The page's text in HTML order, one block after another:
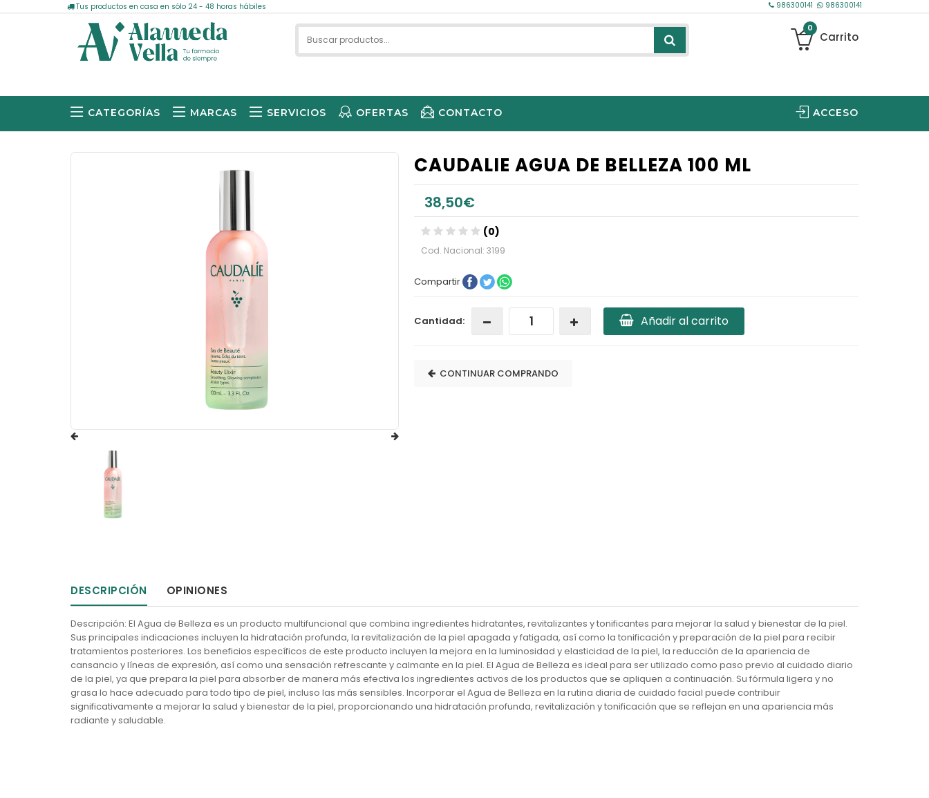
Tus productos en casa en sólo 24 - 48 horas hábiles 986300141 986300141
0
Carrito
CATEGORÍAS MARCAS SERVICIOS OFERTAS CONTACTO ACCESO
CAUDALIE AGUA DE BELLEZA 100 ML
38,50€
(0)
Cod. Nacional: 3199
Compartir
Cantidad: Añadir al carrito
CONTINUAR COMPRANDO
DESCRIPCIÓN OPINIONES
Descripción: El Agua de Belleza es un producto multifuncional que combina ingredientes hidratantes, revitalizantes y tonificantes para mejorar la salud y bienestar de la piel.
Sus principales indicaciones incluyen la hidratación profunda, la revitalización de la piel apagada y fatigada, así como la tonificación y preparación de la piel para recibir
tratamientos posteriores. Los beneficios específicos de este producto incluyen la mejora en la luminosidad y elasticidad de la piel, la reducción de la apariencia de
cansancio y líneas de expresión, así como una sensación refrescante y calmante en la piel. El Agua de Belleza es ideal para ser utilizado como paso previo al cuidado diario
de la piel, ya que prepara la piel para absorber de manera más efectiva los ingredientes activos de los productos que se apliquen a continuación. Su fórmula ligera y no
grasa lo hace adecuado para todo tipo de piel, incluso las más sensibles. Incorporar el Agua de Belleza en la rutina diaria de cuidado facial puede contribuir
significativamente a mejorar la salud y bienestar de la piel, proporcionando una hidratación profunda, revitalización y tonificación que se reflejan en una apariencia más
radiante y saludable.